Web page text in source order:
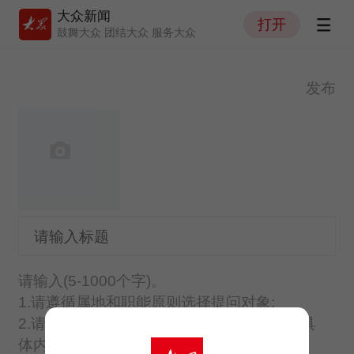
大众新闻
鼓舞大众 团结大众 服务大众
打开
发布